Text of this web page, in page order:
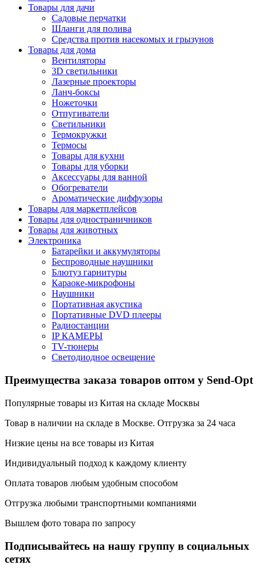
Товары для дачи
Садовые перчатки
Шланги для полива
Средства против насекомых и грызунов
Товары для дома
Вентиляторы
3D светильники
Лазерные проекторы
Ланч-боксы
Ножеточки
Отпугиватели
Светильники
Термокружки
Термосы
Товары для кухни
Товары для уборки
Аксессуары для ванной
Обогреватели
Ароматические диффузоры
Товары для маркетплейсов
Товары для одностраничников
Товары для животных
Электроника
Батарейки и аккумуляторы
Беспроводные наушники
Блютуз гарнитуры
Караоке-микрофоны
Наушники
Портативная акустика
Портативные DVD плееры
Радиостанции
IP КАМЕРЫ
TV-тюнеры
Светодиодное освещение
Преимущества заказа товаров оптом у Send-Opt
Популярные товары из Китая на складе Москвы
Товар в наличии на складе в Москве. Отгрузка за 24 часа
Низкие цены на все товары из Китая
Индивидуальный подход к каждому клиенту
Оплата товаров любым удобным способом
Отгрузка любыми транспортными компаниями
Вышлем фото товара по запросу
Подписывайтесь на нашу группу в социальных
сетях